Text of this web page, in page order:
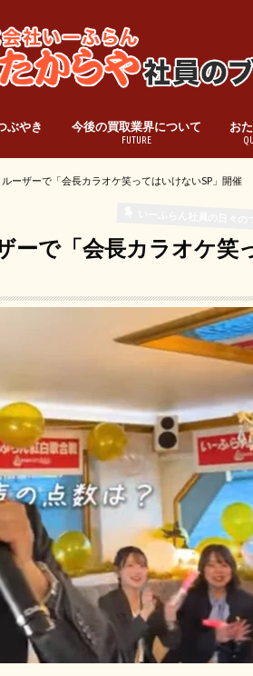
ぶやき 今後の買取業界について
FUTURE
お
ーザーで「会長カラオケ笑ってはいけないSP」開催
ーで「会長カラオケ笑